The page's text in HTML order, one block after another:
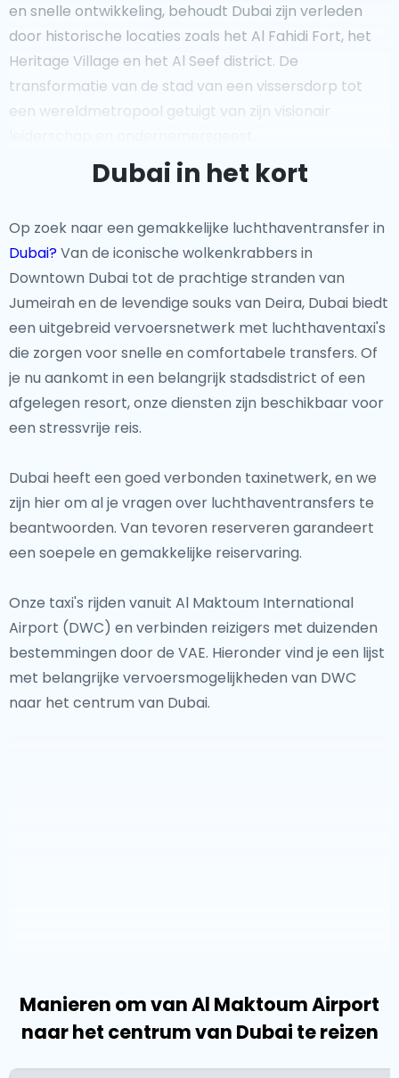
en snelle ontwikkeling, behoudt Dubai zijn verleden
door historische locaties zoals het Al Fahidi Fort, het
Heritage Village en het Al Seef district. De
transformatie van de stad van een vissersdorp tot
een wereldmetropool getuigt van zijn visionair
Iconische Bezienswaardigheden
Van de indrukwekkende Burj Khalifa tot de prachtige
Palm Jumeirah, Dubai herbergt enkele van 's werelds
opmerkelijkste bezienswaardigheden. De Dubai
Fontein, de levendige Dubai Marina en de uitgestrekte
woestijnduinen bieden een mix van stedelijke
opwinding en natuurlijke schoonheid. Bezoekers
kunnen de winkelervaring van wereldklasse
verkennen in The Dubai Mall of een avontuur beginnen
door de gouden zandduinen van de Arabische
Buiten de Gebaande Paden
Voor degenen die unieke ervaringen zoeken, bieden
de verborgen pareltjes van Dubai een buitengewone
levendige kunstscene in Alserkal Avenue en de rustige
stranden van Jumeirah bieden een verfrissend
contrast met de snelle levensstijl van de stad.Het
verkennen van de traditionele dhow cruises langs
Dubai Creek of de historische parelduikcultuur voegt
energie van zijn stadsgezicht tot de rustige
woestijnhorizonten, garandeert deze buitengewone
bestemming een onvergetelijk avontuur.
Dubai in het kort
Op zoek naar een gemakkelijke luchthaventransfer in
Dubai?Van de iconische wolkenkrabbers in
Downtown Dubai tot de prachtige stranden van
Jumeirah en de levendige souks van Deira, Dubai biedt
een uitgebreid vervoersnetwerk met luchthaventaxi's
die zorgen voor snelle en comfortabele transfers. Of
je nu aankomt in een belangrijk stadsdistrict of een
afgelegen resort, onze diensten zijn beschikbaar voor
een stressvrije reis.
Dubai heeft een goed verbonden taxinetwerk, en we
zijn hier om al je vragen over luchthaventransfers te
beantwoorden. Van tevoren reserveren garandeert
een soepele en gemakkelijke reiservaring.
Onze taxi's rijden vanuit Al Maktoum International
Airport (DWC) en verbinden reizigers met duizenden
bestemmingen door de VAE. Hieronder vind je een lijst
met belangrijke vervoersmogelijkheden van DWC
naar het centrum van Dubai.
Manieren om van Al Maktoum Airport
naar het centrum van Dubai te reizen